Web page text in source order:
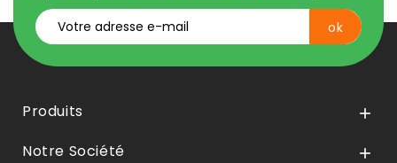
Produits 
Notre Société 